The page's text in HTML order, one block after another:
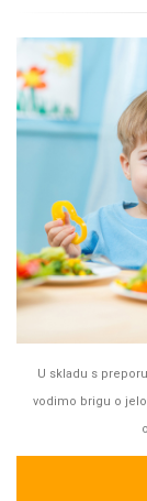
U skladu s
vodimo brigu o